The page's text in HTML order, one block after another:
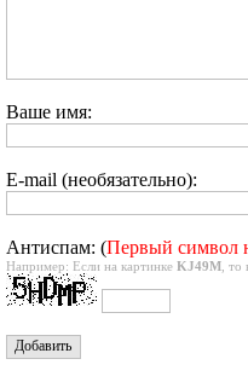
Ваше имя:
E-mail (необязательно):
Антиспам: (Первый символ
Например: Если на картинке KJ49M ,